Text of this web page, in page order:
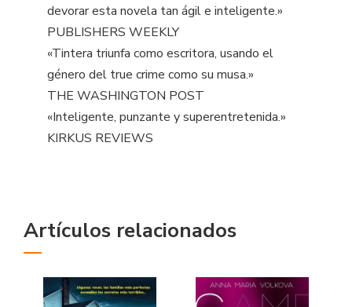
devorar esta novela tan ágil e inteligente.»
PUBLISHERS WEEKLY
«Tintera triunfa como escritora, usando el
género del true crime como su musa.»
THE WASHINGTON POST
«Inteligente, punzante y superentretenida.»
KIRKUS REVIEWS
Artículos relacionados